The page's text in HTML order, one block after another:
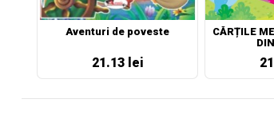
Aventuri de poveste
21.13 lei
CĂRȚILE